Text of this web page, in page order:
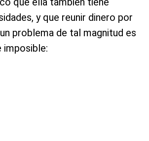
y que reunir dinero por
problema de tal magnitud es
imposible: